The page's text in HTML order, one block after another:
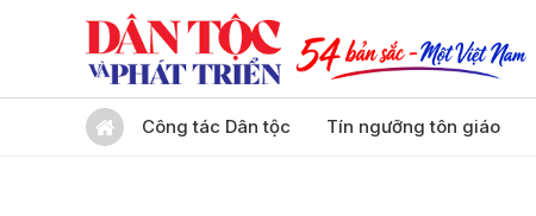
Công tác Dân tộc Tín ngưỡng tôn giáo